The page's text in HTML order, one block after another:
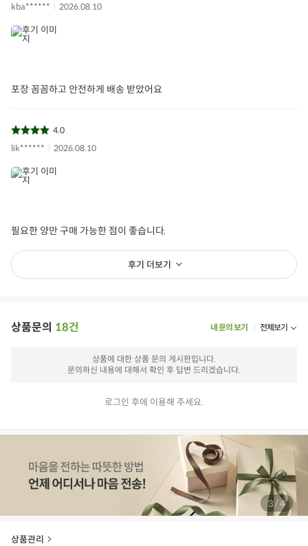
kba******
2026.08.10
포장 꼼꼼하고 안전하게 배송 받았어요
4.0
lik******
2026.08.10
필요한 양만 구매 가능한 점이 좋습니다.
후기 더보기
상품문의 18건 내 문의 보기 전체보기
상품에 대한 상품 문의 게시판입니다.
문의하신 내용에 대해서 확인 후 답변 드리겠습니다.
로그인 후에 이용해 주세요.
3 /4
상품관리